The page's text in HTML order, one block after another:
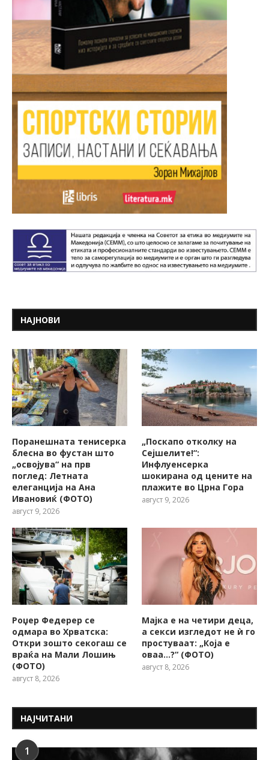
НАЈНОВИ
Поранешната тенисерка
блесна во фустан што
„освојува“ на прв
поглед: Летната
елеганција на Ана
Ивановиќ (ФОТО)
август 9, 2026
„Поскапо отколку на
Сејшелите!“:
Инфлуенсерка
шокирана од цените на
плажите во Црна Гора
август 9, 2026
Роџер Федерер се
одмара во Хрватска:
Откри зошто секогаш се
враќа на Мали Лошињ
(ФОТО)
август 8, 2026
Мајка е на четири деца,
а секси изгледот не ѝ го
простуваат: „Која е
оваа…?“ (ФОТО)
август 8, 2026
НАЈЧИТАНИ
1